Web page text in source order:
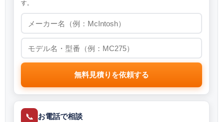
す。
無料見積りを依頼する
📞 お電話で相談